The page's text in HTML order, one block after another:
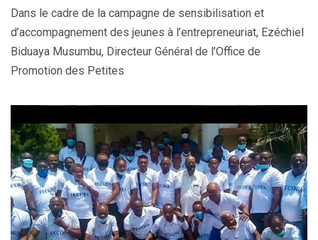
Dans le cadre de la campagne de sensibilisation et
d’accompagnement des jeunes à l’entrepreneuriat, Ezéchiel
Biduaya Musumbu, Directeur Général de l’Office de
Promotion des Petites